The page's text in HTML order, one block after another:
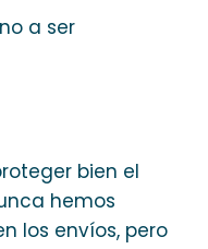
a ser
bien el
hemos
los envíos, pero